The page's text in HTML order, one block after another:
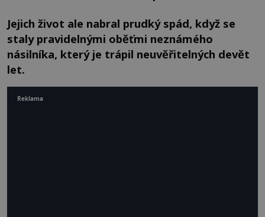
Jejich život ale nabral prudký spád, když se
staly pravidelnými oběťmi neznámého
násilníka, který je trápil neuvěřitelných devět
let.
Reklama